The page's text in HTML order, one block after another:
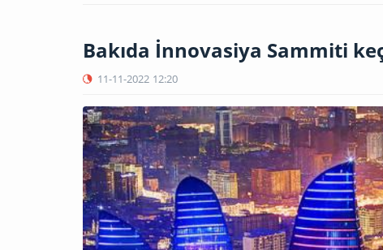
Bakıda İnnovasiya Sammiti
11-11-2022 12:20